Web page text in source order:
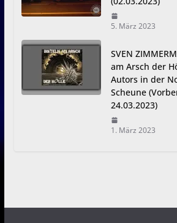
5. März 2023
SVEN
am Arsch der
Autors in der
Scheune
24.03.2023)
1. März 2023